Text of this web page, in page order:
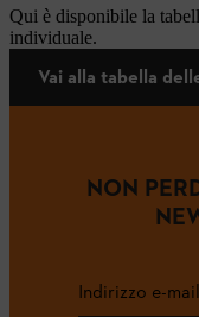
Qui è disponibile la
individuale.
Vai alla tabella
NON
Indirizzo e-mail